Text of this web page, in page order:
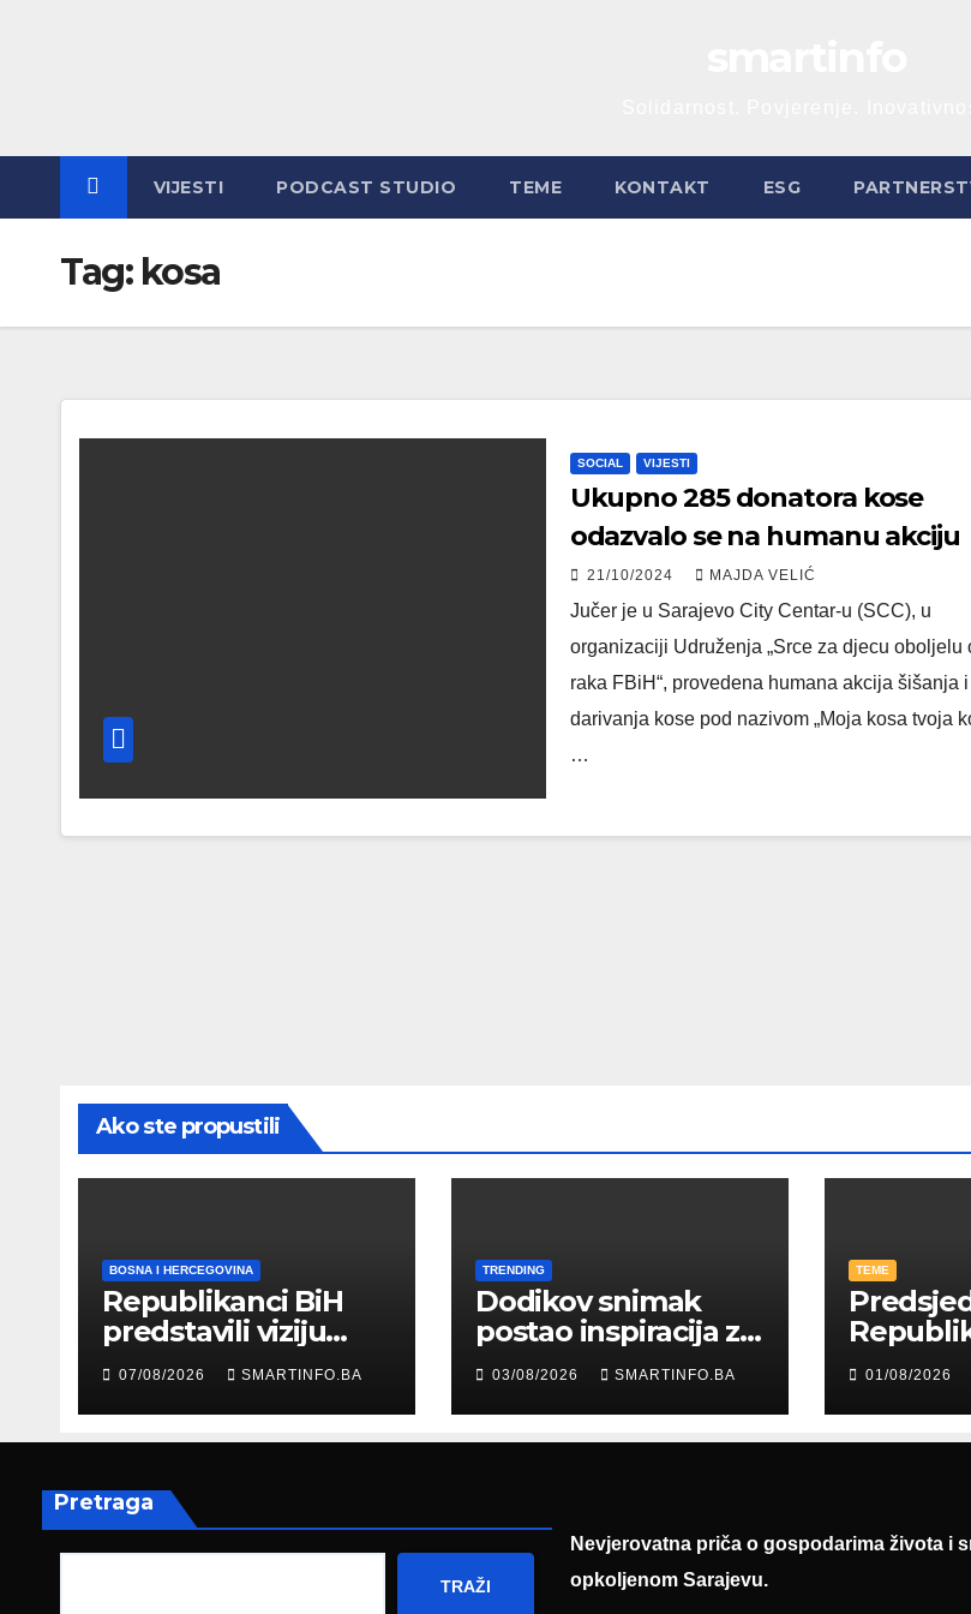
VIJESTI PODCAST STUDIO TEME KONTAKT ESG
Tag: kosa
SOCIAL VIJESTI
Ukupno 285 donatora kose
odazvalo se na humanu akciju
21/10/2024 MAJDA VELIĆ
Jučer je u Sarajevo City Centar-u (SCC), u
organizaciji Udruženja „Srce za djecu oboljelu
raka FBiH“, provedena humana akcija šišanja i
darivanja kose pod nazivom „Moja kosa tvoja
…
Ako ste propustili
BOSNA I HERCEGOVINA
Republikanci BiH
predstavili viziju
moderne Bosne i
Hercegovine
ambasadoru
Njemačke
07/08/2026 SMARTINFO.BA
TRENDING
Dodikov snimak
postao inspiracija za
šale: Građani kroz
parodiju poslali
poruku
03/08/2026 SMARTINFO.BA
TEME
Edin
01/08/2026
Pretraga
TRAŽI
Nevjerovatna priča o gospodarima života i
opkoljenom Sarajevu.